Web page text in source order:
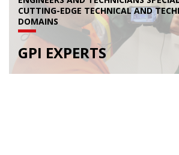
CUTTING-EDGE TECHNICAL AND
DOMAINS
GPI EXPERTS